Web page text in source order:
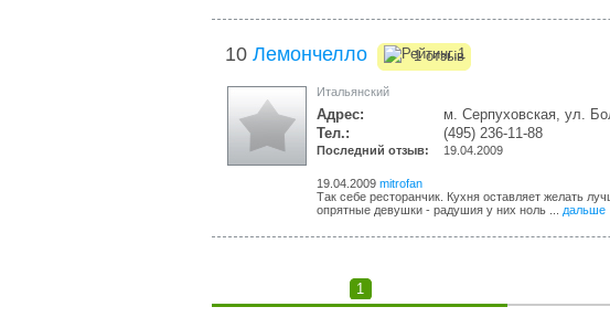
10 Лемончелло 1 отзыв
Итальянский
Адрес:
м. Серпуховская, ул.
Тел.:
(495) 236-11-88
Последний отзыв: 19.04.2009
19.04.2009 mitrofan
Так себе ресторанчик. Кухня оставляет желать
опрятные девушки - радушия у них ноль ... дальше
1